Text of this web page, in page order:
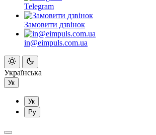
Telegram
Замовити дзвінок
in@eimpuls.com.ua
Українська
Ук
Ук
Ру